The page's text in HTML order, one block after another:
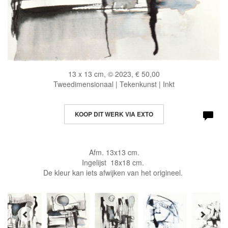
13 x 13 cm, © 2023, € 50,00
Tweedimensionaal | Tekenkunst | Inkt
KOOP DIT WERK VIA EXTO
Afm. 13x13 cm.
Ingelijst 18x18 cm.
De kleur kan iets afwijken van het origineel.